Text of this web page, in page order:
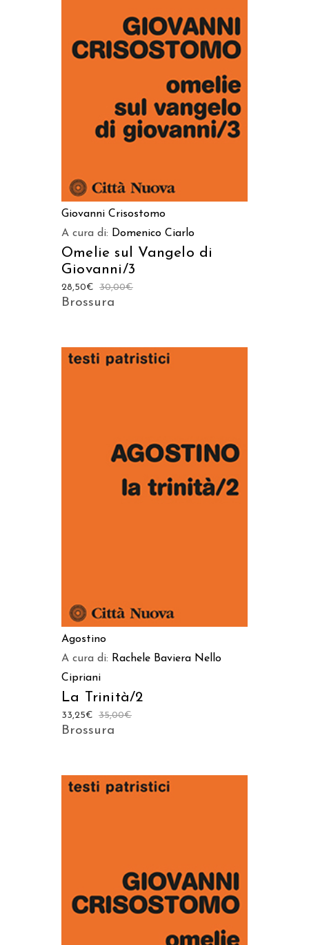
AGGIUNGI AL CARRELLO
Giovanni Crisostomo
A cura di: Domenico Ciarlo
Omelie sul Vangelo di
Giovanni/3
30,00€
28,50€
Brossura
AGGIUNGI AL CARRELLO
Agostino
A cura di: Rachele Baviera Nello
Cipriani
La Trinità/2
35,00€
33,25€
Brossura
AGGIUNGI AL CARRELLO